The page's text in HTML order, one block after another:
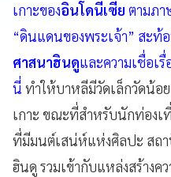
เกาะของอินโดนีเซีย ตามภา
“ดินแดนของพระเจ้า” สะท้
ศาสนาฮินดูและความเชื่อเ
นี่ ทำให้บาหลีมีวัดเล็กวัดน้อ
เกาะ ขณะที่สำหรับนักท่องเ
ที่มีมนต์เสน่ห์แห่งศิลปะ สถ
ฮินดู รวมเข้ากับแหล่งสร้างค